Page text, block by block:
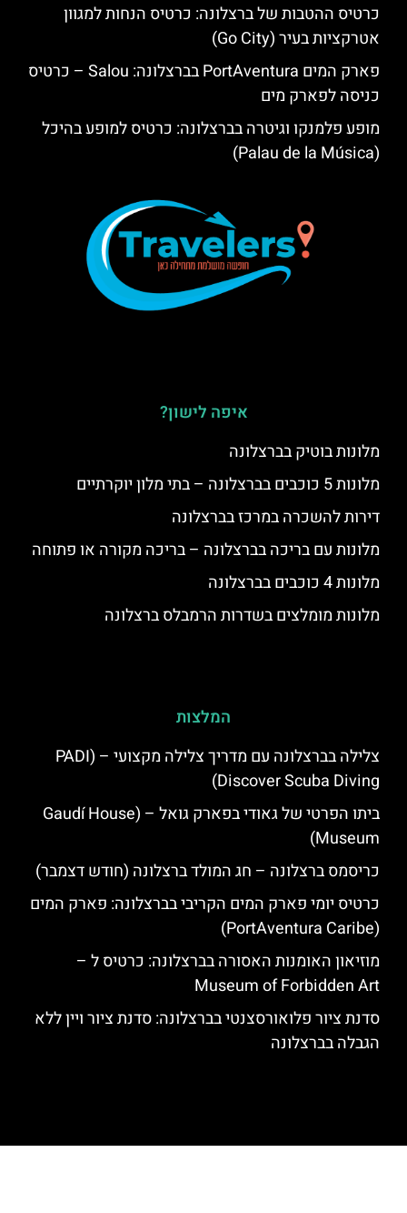
כרטיס ההטבות של ברצלונה: כרטיס הנחות למגוון
אטרקציות בעיר (Go City)
פארק המים PortAventura בברצלונה: Salou – כרטיס
כניסה לפארק מים
מופע פלמנקו וגיטרה בברצלונה: כרטיס למופע בהיכל
(Palau de la Música)
איפה לישון?
מלונות בוטיק בברצלונה
מלונות 5 כוכבים בברצלונה – בתי מלון יוקרתיים
דירות להשכרה במרכז בברצלונה
מלונות עם בריכה בברצלונה – בריכה מקורה או פתוחה
מלונות 4 כוכבים בברצלונה
מלונות מומלצים בשדרות הרמבלס ברצלונה
המלצות
צלילה בברצלונה עם מדריך צלילה מקצועי – (PADI
Discover Scuba Diving)
ביתו הפרטי של גאודי בפארק גואל – (Gaudí House
Museum)
כריסמס ברצלונה – חג המולד ברצלונה (חודש דצמבר)
כרטיס יומי פארק המים הקריבי בברצלונה: פארק המים
(PortAventura Caribe)
מוזיאון האומנות האסורה בברצלונה: כרטיס ל –
Museum of Forbidden Art
סדנת ציור פלואורסצנטי בברצלונה: סדנת ציור ויין ללא
הגבלה בברצלונה